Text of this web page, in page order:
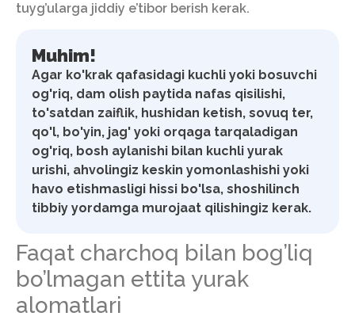
tuyg’ularga jiddiy e’tibor berish kerak.
Muhim!
Agar ko'krak qafasidagi kuchli yoki bosuvchi
og'riq, dam olish paytida nafas qisilishi,
to'satdan zaiflik, hushidan ketish, sovuq ter,
qo'l, bo'yin, jag' yoki orqaga tarqaladigan
og'riq, bosh aylanishi bilan kuchli yurak
urishi, ahvolingiz keskin yomonlashishi yoki
havo etishmasligi hissi bo'lsa, shoshilinch
tibbiy yordamga murojaat qilishingiz kerak.
Faqat charchoq bilan bog’liq
bo’lmagan ettita yurak
alomatlari